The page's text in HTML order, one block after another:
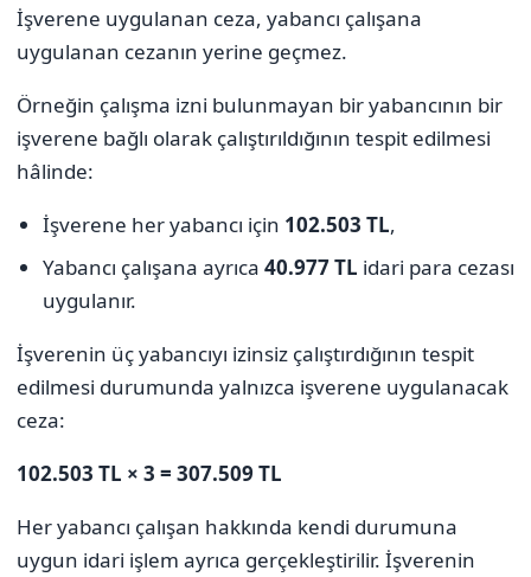
İşverene uygulanan ceza, yabancı çalışana
uygulanan cezanın yerine geçmez.
Örneğin çalışma izni bulunmayan bir yabancının bir
işverene bağlı olarak çalıştırıldığının tespit edilmesi
hâlinde:
İşverene her yabancı için 102.503 TL,
Yabancı çalışana ayrıca 40.977 TL idari para cezası
uygulanır.
İşverenin üç yabancıyı izinsiz çalıştırdığının tespit
edilmesi durumunda yalnızca işverene uygulanacak
ceza:
102.503 TL × 3 = 307.509 TL
Her yabancı çalışan hakkında kendi durumuna
uygun idari işlem ayrıca gerçekleştirilir. İşverenin